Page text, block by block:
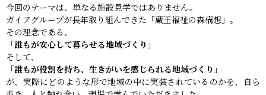
今回のテーマは、単なる施設見学ではありません。
ガイアグループが長年取り組んできた「蔵王福祉の森構想」。
その理念である、
「誰もが安心して暮らせる地域づくり」
そして、
「誰もが役割を持ち、生きがいを感じられる地域づくり」
が、実際にどのような形で地域の中に実装されているのかを、自ら